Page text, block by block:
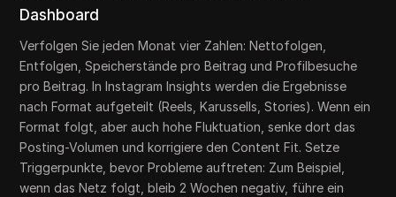
Dashboard
Verfolgen Sie jeden Monat vier Zahlen: Nettofolgen,
Entfolgen, Speicherstände pro Beitrag und Profilbesuche
pro Beitrag. In Instagram Insights werden die Ergebnisse
nach Format aufgeteilt (Reels, Karussells, Stories). Wenn ein
Format folgt, aber auch hohe Fluktuation, senke dort das
Posting-Volumen und korrigiere den Content Fit. Setze
Triggerpunkte, bevor Probleme auftreten: Zum Beispiel,
wenn das Netz folgt, bleib 2 Wochen negativ, führe ein